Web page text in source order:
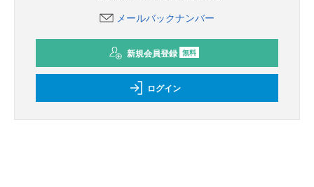
メールバックナンバー
新規会員登録 無料
ログイン